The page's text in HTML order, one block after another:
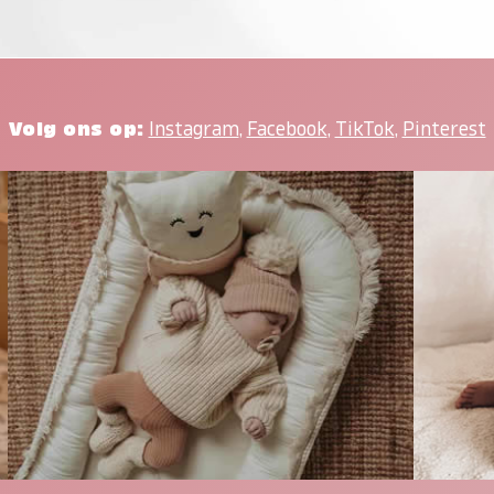
Volg ons op: Instagram, Facebook, TikTok, Pinterest